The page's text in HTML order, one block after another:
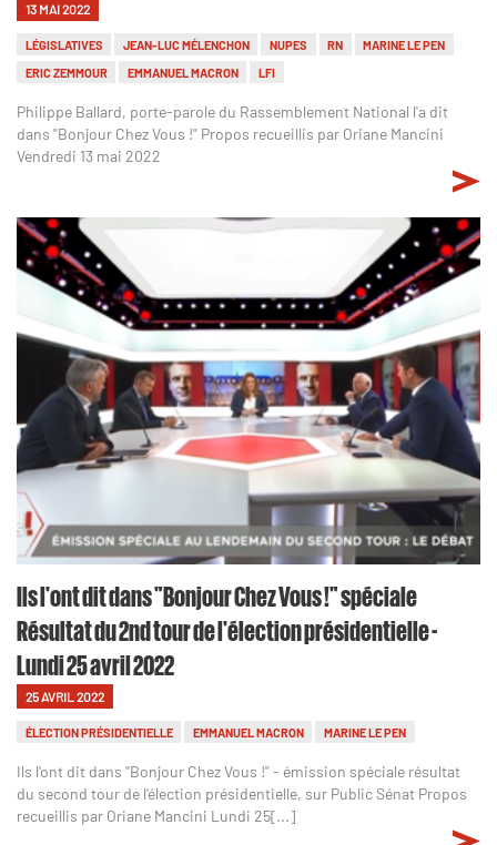
13 MAI 2022
LÉGISLATIVES JEAN-LUC MÉLENCHON NUPES RN
MARINE LE PEN
ERIC ZEMMOUR
EMMANUEL MACRON LFI
Philippe Ballard, porte-parole du Rassemblement National l'a dit
dans "Bonjour Chez Vous !" Propos recueillis par Oriane Mancini
Vendredi 13 mai 2022
Ils l'ont dit dans "Bonjour Chez Vous !" spéciale
Résultat du 2nd tour de l'élection présidentielle -
Lundi 25 avril 2022
25 AVRIL 2022
ÉLECTION PRÉSIDENTIELLE EMMANUEL MACRON MARINE LE PEN
Ils l'ont dit dans "Bonjour Chez Vous !" - émission spéciale résultat
du second tour de l'élection présidentielle, sur Public Sénat Propos
recueillis par Oriane Mancini Lundi 25[...]